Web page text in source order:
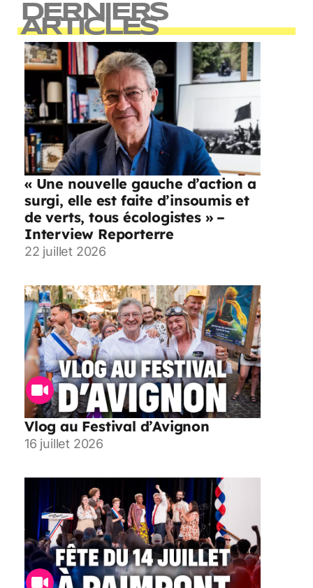
DERNIERS
ARTICLES
« Une nouvelle gauche d’action a
surgi, elle est faite d’insoumis et
de verts, tous écologistes » –
Interview Reporterre
22 juillet 2026
Vlog au Festival d’Avignon
16 juillet 2026